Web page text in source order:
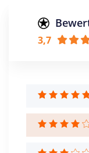
Creditpoints
6 Semester
Sprache
Deutsch
Englisch
3,7